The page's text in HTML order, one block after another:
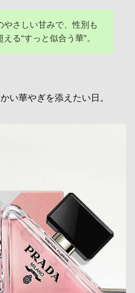
やさしい甘みで、性別も
る“すっと似合う華”。
い華やぎを添えたい日。